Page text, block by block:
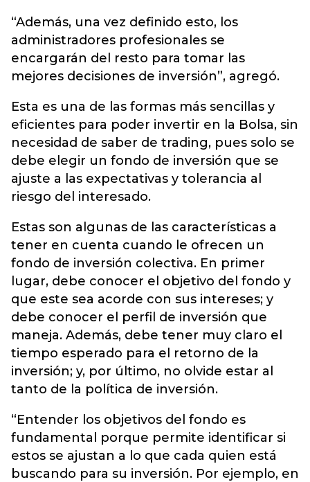
“Además, una vez definido esto, los
administradores profesionales se
encargarán del resto para tomar las
mejores decisiones de inversión”, agregó.
Esta es una de las formas más sencillas y
eficientes para poder invertir en la Bolsa, sin
necesidad de saber de trading, pues solo se
debe elegir un fondo de inversión que se
ajuste a las expectativas y tolerancia al
riesgo del interesado.
Estas son algunas de las características a
tener en cuenta cuando le ofrecen un
fondo de inversión colectiva. En primer
lugar, debe conocer el objetivo del fondo y
que este sea acorde con sus intereses; y
debe conocer el perfil de inversión que
maneja. Además, debe tener muy claro el
tiempo esperado para el retorno de la
inversión; y, por último, no olvide estar al
tanto de la política de inversión.
“Entender los objetivos del fondo es
fundamental porque permite identificar si
estos se ajustan a lo que cada quien está
buscando para su inversión. Por ejemplo, en